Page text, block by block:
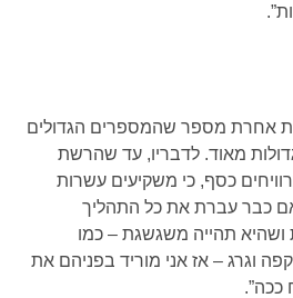
אחרת מספר שהמספרים הגדולים
מאוד. לדבריו, עד שהרשת
כסף, כי משקיעים עשרות
כבר עברת את כל התהליך
תהייה משגשגת – כמו
וגרג – אז אני מוריד בפניהם את
ככה”.